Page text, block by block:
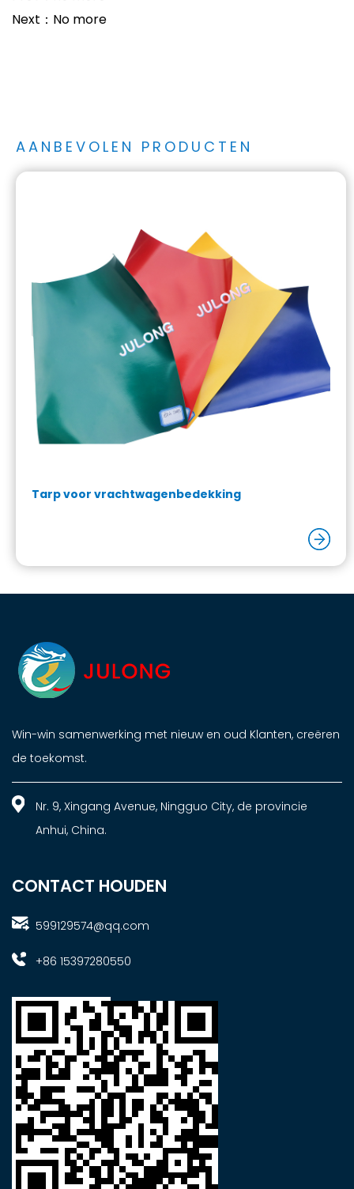
Next：No more
AANBEVOLEN PRODUCTEN
Tarp voor vrachtwagenbedekking
Win-win samenwerking met nieuw en oud Klanten, creëren
de toekomst.
Nr. 9, Xingang Avenue, Ningguo City, de provincie
Anhui, China.
CONTACT HOUDEN
599129574@qq.com
+86 15397280550